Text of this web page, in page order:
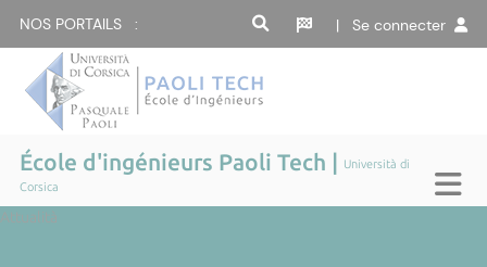
NOS PORTAILS : | Se connecter
École d'ingénieurs Paoli Tech |
Università di
Corsica
Attualità